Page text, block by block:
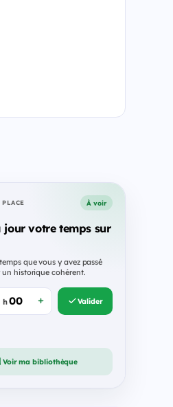
À voir
jour votre temps sur
que vous y avez passé
historique cohérent.
h Valider
Voir ma bibliothèque